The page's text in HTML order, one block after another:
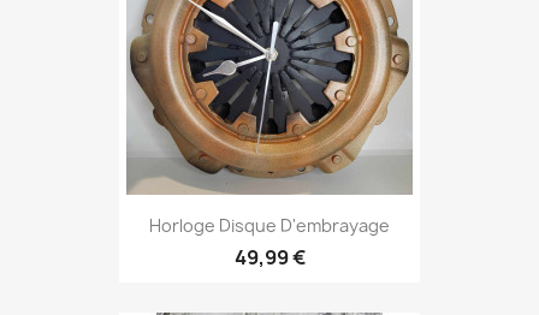
Horloge Disque D'embrayage
49,99 €